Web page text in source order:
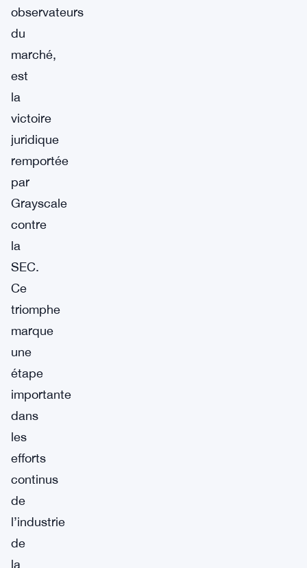
observateurs
du
marché,
est
la
victoire
juridique
remportée
par
Grayscale
contre
la
SEC.
Ce
triomphe
marque
une
étape
importante
dans
les
efforts
continus
de
l’industrie
de
la